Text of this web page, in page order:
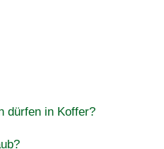
dürfen in Koffer?